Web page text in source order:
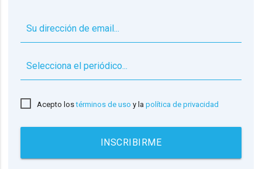
Acepto lostérminos de uso y lapolítica de privacidad
INSCRIBIRME